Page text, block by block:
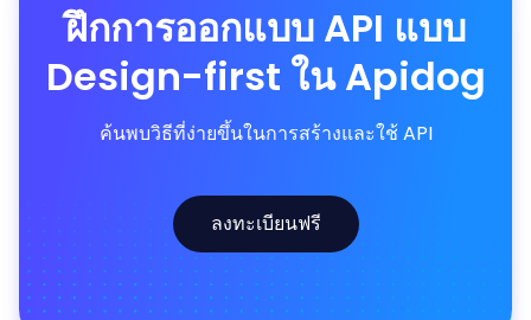
ฝึกการออกแบบ API แบบ
Design-first ใน Apidog
ค้นพบวิธีที่ง่ายขึ้นในการสร้างและใช้ API
ลงทะเบียนฟรี